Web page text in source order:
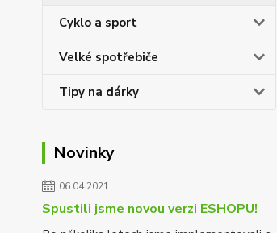
Cyklo a sport
Velké spotřebiče
Tipy na dárky
Novinky
06.04.2021
Spustili jsme novou verzi ESHOPU!